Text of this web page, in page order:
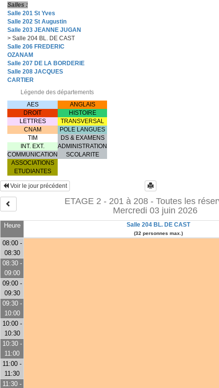
Salles :
Salle 201 St Yves
Salle 202 St Augustin
Salle 203 JEANNE JUGAN
> Salle 204 BL. DE CAST
Salle 206 FREDERIC
OZANAM
Salle 207 DE LA BORDERIE
Salle 208 JACQUES
CARTIER
Légende des départements
AES
ANGLAIS
DROIT
HISTOIRE
LETTRES
TRANSVERSAL
CNAM
POLE LANGUES
TIM
DS & EXAMENS
INT. EXT.
ADMINISTRATION
COMMUNICATION
SCOLARITE
ASSOCIATIONS
ETUDIANTES
Heure Salle 204 BL. DE CAST
(32 personnes max.)
Voir le jour précédent
ETAGE 2 - 201 à 208 - Toutes les
Mercredi 03 juin 2026
08:00 -
08:30
08:30 -
09:00
09:00 -
09:30
09:30 -
10:00
10:00 -
10:30
10:30 -
11:00
11:00 -
11:30
11:30 -